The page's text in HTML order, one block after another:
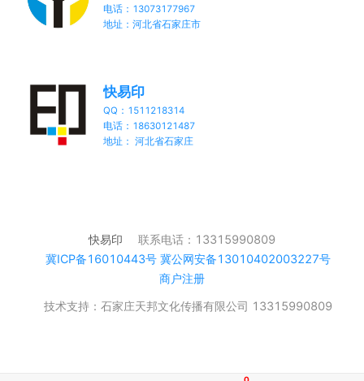
电话：13073177967
地址：河北省石家庄市
快易印
QQ：1511218314
电话：18630121487
地址： 河北省石家庄
快易印
联系电话：13315990809
冀ICP备16010443号 冀公网安备13010402003227号
商户注册
技术支持：石家庄天邦文化传播有限公司 13315990809